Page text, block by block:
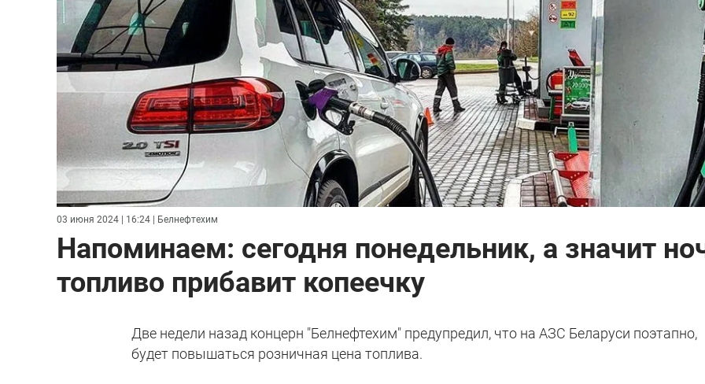
03 июня 2024 | 16:24 | Белнефтехим
Напоминаем: сегодня понедельник, а значит
топливо прибавит копеечку
Две недели назад концерн "Белнефтехим" предупредил, что на АЗС Беларуси поэтапно,
будет повышаться розничная цена топлива.